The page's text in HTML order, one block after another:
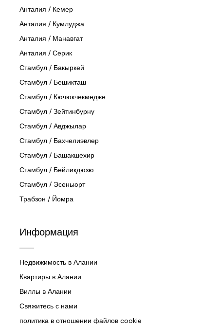
Анталия / Кемер
Анталия / Кумлуджа
Анталия / Манавгат
Анталия / Серик
Стамбул / Бакыркей
Стамбул / Бешикташ
Стамбул / Кючюкчекмедже
Стамбул / Зейтинбурну
Стамбул / Авджылар
Стамбул / Бахчелиэвлер
Стамбул / Башакшехир
Стамбул / Бейликдюзю
Стамбул / Эсеньюрт
Трабзон / Йомра
Информация
Недвижимость в Алании
Квартиры в Алании
Виллы в Алании
Свяжитесь с нами
политика в отношении файлов cookie